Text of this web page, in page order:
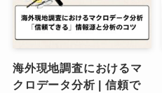
海外現地調査におけるマ
クロデータ分析 | 信頼で